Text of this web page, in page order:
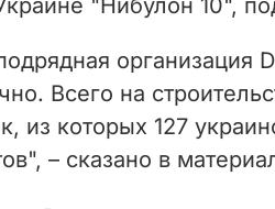
"Нибулон 10",
организация
Всего на
из которых 127
– сказано в